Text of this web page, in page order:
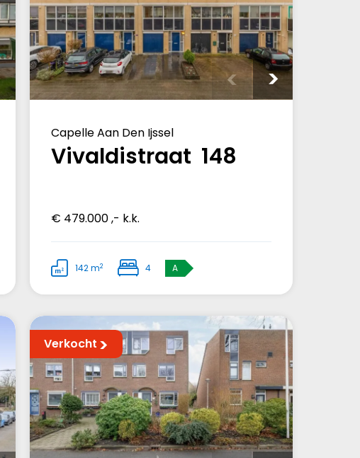
Capelle Aan Den Ijssel
Vivaldistraat 148
€ 479.000 ,- k.k.
142 m2 4 A
Verkocht